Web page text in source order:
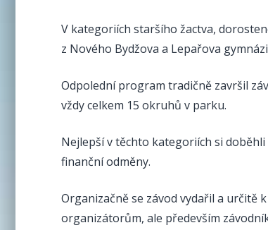
V kategoriích staršího žactva,
z Nového Bydžova a Lepařova
Odpolední program tradičně završil
vždy celkem 15 okruhů v parku.
Nejlepší v těchto kategoriích si
finanční odměny.
Organizačně se závod vydařil a určitě
organizátorům, ale především